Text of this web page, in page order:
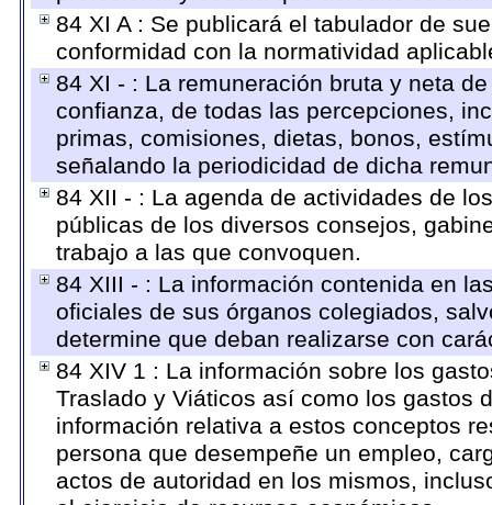
84 XI A : Se publicará el tabulador de
conformidad con la normatividad
84 XI - : La remuneración bruta y neta
confianza, de todas las percepciones,
primas, comisiones, dietas, bonos,
señalando la periodicidad de dicha
84 XII - : La agenda de actividades de
públicas de los diversos consejos,
trabajo a las que convoquen.
84 XIII - : La información contenida en
oficiales de sus órganos colegiados,
determine que deban realizarse con
84 XIV 1 : La información sobre los
Traslado y Viáticos así como los gastos
información relativa a estos conceptos
persona que desempeñe un empleo,
actos de autoridad en los mismos,